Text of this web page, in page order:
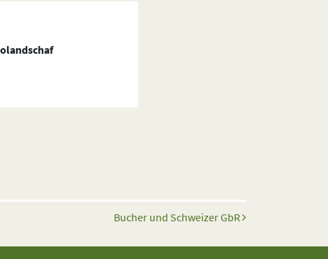
Bucher und Schweizer GbR